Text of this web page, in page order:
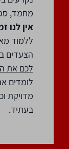
מחמד,
אין לנו
ללמוד
הצעדים
לכם את
לומדים
מדויקת
בעתיד.